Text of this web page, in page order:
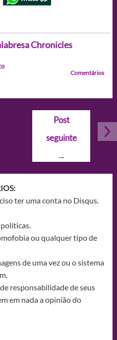
Chronicles
Comentários
Post
seguinte
→
ter uma conta no Disqus.
ou qualquer tipo de
de uma vez ou o sistema
responsabilidade de seus
em nada a opinião do